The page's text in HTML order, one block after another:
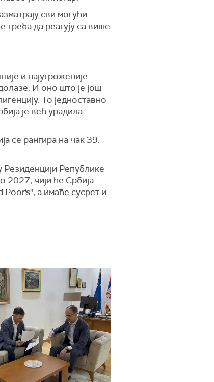
сви могући
треба да реагују са више
и најугроженије
И оно што је још
То једноставно
је већ урадила
се рангира на чак 39.
Резиденцији Републике
2027, чији ће Србија
Poor's", а имаће сусрет и